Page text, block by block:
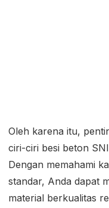
Oleh karena itu,
ciri-ciri besi beton
Dengan memahami
standar, Anda dapat
material berkualitas